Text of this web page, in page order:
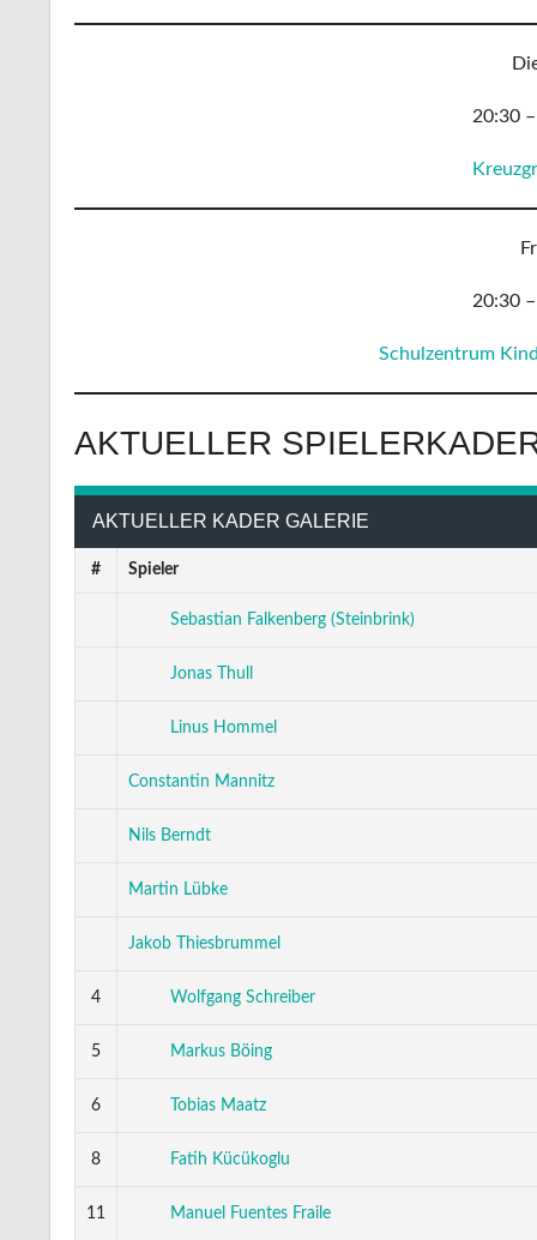
20:30
20:30
Schulzentrum
AKTUELLER
AKTUELLER KADER GALERIE
# Spieler
Sebastian Falkenberg (Steinbrink)
Jonas Thull
Linus Hommel
Constantin Mannitz
Nils Berndt
Martin Lübke
Jakob Thiesbrummel
4 Wolfgang Schreiber
5 Markus Böing
6 Tobias Maatz
8 Fatih Kücükoglu
11 Manuel Fuentes Fraile